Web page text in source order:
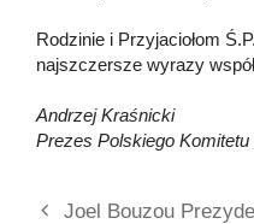
Rodzinie i Przyjaciołom
najszczersze wyrazy
Andrzej Kraśnicki
Prezes Polskiego
Joel Bouzou